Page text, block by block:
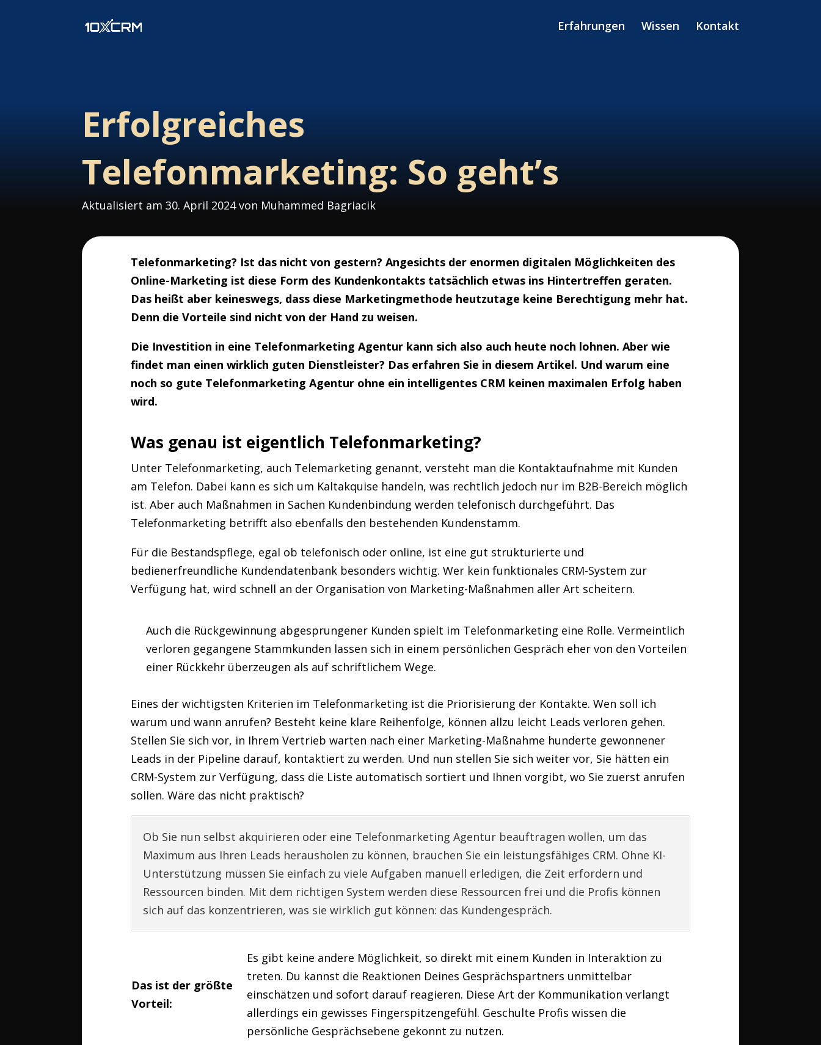
Erfahrungen Wissen Kontakt
Erfolgreiches
Telefonmarketing: So geht’s
Aktualisiert am 30. April 2024 von Muhammed Bagriacik
Telefonmarketing? Ist das nicht von gestern? Angesichts der enormen digitalen Möglichkeiten des
Online-Marketing ist diese Form des Kundenkontakts tatsächlich etwas ins Hintertreffen geraten.
Das heißt aber keineswegs, dass diese Marketingmethode heutzutage keine Berechtigung mehr hat.
Denn die Vorteile sind nicht von der Hand zu weisen.
Die Investition in eine Telefonmarketing Agentur kann sich also auch heute noch lohnen. Aber wie
findet man einen wirklich guten Dienstleister? Das erfahren Sie in diesem Artikel. Und warum eine
noch so gute Telefonmarketing Agentur ohne ein intelligentes CRM keinen maximalen Erfolg haben
wird.
Was genau ist eigentlich Telefonmarketing?
Unter Telefonmarketing, auch Telemarketing genannt, versteht man die Kontaktaufnahme mit Kunden
am Telefon. Dabei kann es sich um Kaltakquise handeln, was rechtlich jedoch nur im B2B-Bereich möglich
ist. Aber auch Maßnahmen in Sachen Kundenbindung werden telefonisch durchgeführt. Das
Telefonmarketing betrifft also ebenfalls den bestehenden Kundenstamm.
Für die Bestandspflege, egal ob telefonisch oder online, ist eine gut strukturierte und
bedienerfreundliche Kundendatenbank besonders wichtig. Wer kein funktionales CRM-System zur
Verfügung hat, wird schnell an der Organisation von Marketing-Maßnahmen aller Art scheitern.
Auch die Rückgewinnung abgesprungener Kunden spielt im Telefonmarketing eine Rolle. Vermeintlich
verloren gegangene Stammkunden lassen sich in einem persönlichen Gespräch eher von den Vorteilen
einer Rückkehr überzeugen als auf schriftlichem Wege.
Eines der wichtigsten Kriterien im Telefonmarketing ist die Priorisierung der Kontakte. Wen soll ich
warum und wann anrufen? Besteht keine klare Reihenfolge, können allzu leicht Leads verloren gehen.
Stellen Sie sich vor, in Ihrem Vertrieb warten nach einer Marketing-Maßnahme hunderte gewonnener
Leads in der Pipeline darauf, kontaktiert zu werden. Und nun stellen Sie sich weiter vor, Sie hätten ein
CRM-System zur Verfügung, dass die Liste automatisch sortiert und Ihnen vorgibt, wo Sie zuerst anrufen
sollen. Wäre das nicht praktisch?
Ob Sie nun selbst akquirieren oder eine Telefonmarketing Agentur beauftragen wollen, um das
Maximum aus Ihren Leads herausholen zu können, brauchen Sie ein leistungsfähiges CRM. Ohne KI-
Unterstützung müssen Sie einfach zu viele Aufgaben manuell erledigen, die Zeit erfordern und
Ressourcen binden. Mit dem richtigen System werden diese Ressourcen frei und die Profis können
sich auf das konzentrieren, was sie wirklich gut können: das Kundengespräch.
Das ist der größte
Vorteil:
Es gibt keine andere Möglichkeit, so direkt mit einem Kunden in Interaktion zu
treten. Du kannst die Reaktionen Deines Gesprächspartners unmittelbar
einschätzen und sofort darauf reagieren. Diese Art der Kommunikation verlangt
allerdings ein gewisses Fingerspitzengefühl. Geschulte Profis wissen die
persönliche Gesprächsebene gekonnt zu nutzen.